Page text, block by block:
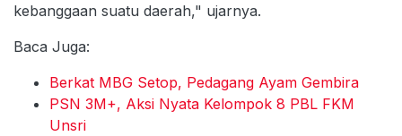
kebanggaan suatu daerah," ujarnya.
Baca Juga:
Berkat MBG Setop, Pedagang Ayam Gembira
PSN 3M+, Aksi Nyata Kelompok 8 PBL FKM
Unsri